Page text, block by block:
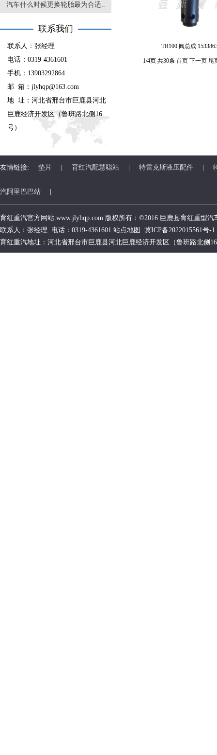
汽车什么时候更换轮胎最为合适..
联系我们
联系人：张经理
电话：0319-4361601
手机：13903292864
邮 箱：jlyhqp@163.com
地 址：河北省邢台市巨鹿县河北
巨鹿经济开发区（鲁班路北侧16
号）
TR100 阀总成
1/4页 共30条 首页 下一页 尾
友情链接: 垫片 育红汽配慧聪站 特雷克斯液压配件
汽阿里巴巴站
育红重汽官方网站:www.jlyhqp.com 版权所有：©2016 巨鹿县育红重型汽
联系人：张经理 电话：0319-4361601 站点地图
冀ICP备2022015561号-1
育红重汽地址：河北省邢台市巨鹿县河北巨鹿经济开发区（鲁班路北侧